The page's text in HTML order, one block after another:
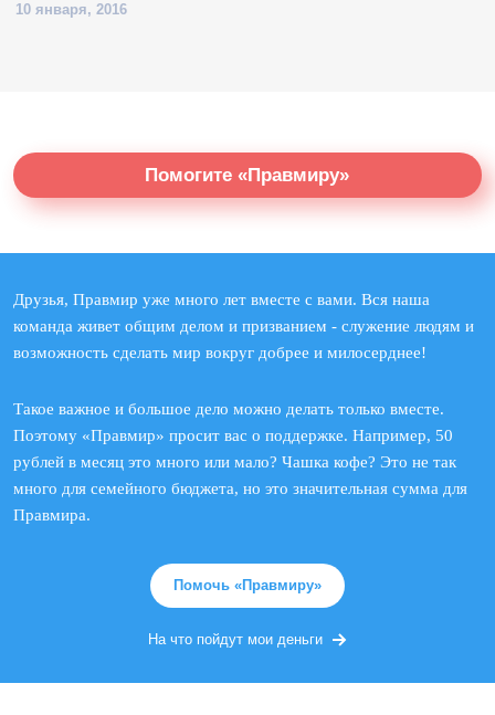
10 января, 2016
Помогите «Правмиру»
Друзья, Правмир уже много лет вместе с вами. Вся наша
команда живет общим делом и призванием - служение людям и
возможность сделать мир вокруг добрее и милосерднее!
Такое важное и большое дело можно делать только вместе.
Поэтому «Правмир» просит вас о поддержке. Например, 50
рублей в месяц это много или мало? Чашка кофе? Это не так
много для семейного бюджета, но это значительная сумма для
Правмира.
Помочь «Правмиру»
На что пойдут мои деньги